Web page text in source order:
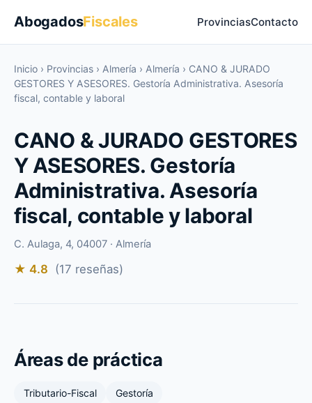
AbogadosFiscales ProvinciasContacto
Inicio › Provincias › Almería › Almería › CANO & JURADO
GESTORES Y ASESORES. Gestoría Administrativa. Asesoría
fiscal, contable y laboral
CANO & JURADO GESTORES
Y ASESORES. Gestoría
Administrativa. Asesoría
fiscal, contable y laboral
C. Aulaga, 4, 04007 · Almería
★ 4.8 (17 reseñas)
Áreas de práctica
Tributario-Fiscal Gestoría